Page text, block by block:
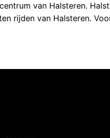
van Halsteren.
rijden van Halsteren.